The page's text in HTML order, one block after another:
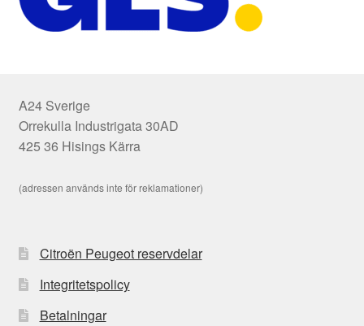
A24 Sverige
Orrekulla Industrigata 30AD
425 36 Hisings Kärra
(adressen används inte för reklamationer)
Citroën Peugeot reservdelar
Integritetspolicy
Betalningar